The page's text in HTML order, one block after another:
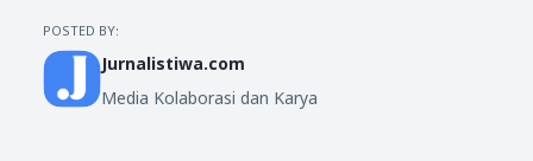
POSTED BY:
Jurnalistiwa.com
Media Kolaborasi dan Karya